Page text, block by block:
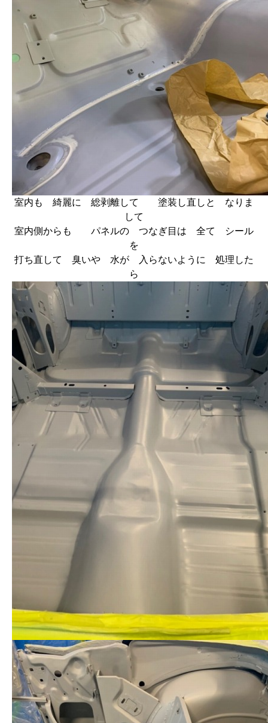
室内も 綺麗に 総剥離して 塗装し直しと なりま
して
室内側からも パネルの つなぎ目は 全て シール
を
打ち直して 臭いや 水が 入らないように 処理した
ら